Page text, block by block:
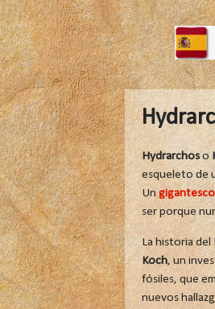
Hydrarchoso
esqueleto de
Un
ser porque
La historia del
Koch, un
fósiles, que
nuevos